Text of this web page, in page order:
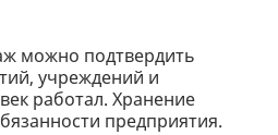
можно подтвердить
учреждений и
работал. Хранение
предприятия.